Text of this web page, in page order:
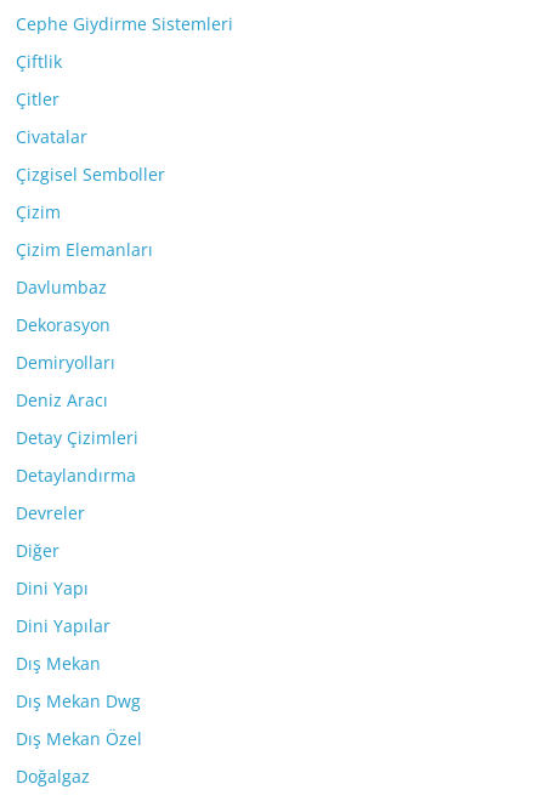
Cephe Giydirme Sistemleri
Çiftlik
Çitler
Civatalar
Çizgisel Semboller
Çizim
Çizim Elemanları
Davlumbaz
Dekorasyon
Demiryolları
Deniz Aracı
Detay Çizimleri
Detaylandırma
Devreler
Diğer
Dini Yapı
Dini Yapılar
Dış Mekan
Dış Mekan Dwg
Dış Mekan Özel
Doğalgaz